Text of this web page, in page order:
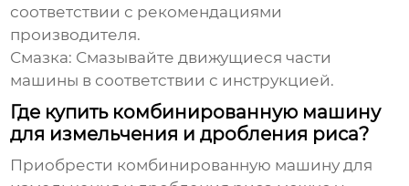
соответствии с рекомендациями
производителя.
Смазка: Смазывайте движущиеся части
машины в соответствии с инструкцией.
Где купить комбинированную машину
для измельчения и дробления риса?
Приобрести комбинированную машину для